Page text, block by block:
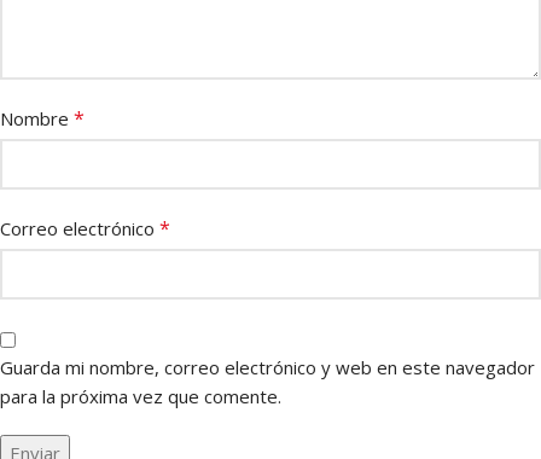
Nombre *
Correo electrónico *
Guarda mi nombre, correo electrónico y web en este navegador
para la próxima vez que comente.